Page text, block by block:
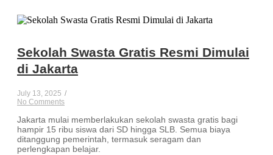
Sekolah Swasta Gratis Resmi Dimulai
di Jakarta
July 13, 2025 /
No Comments
Jakarta mulai memberlakukan sekolah swasta gratis bagi
hampir 15 ribu siswa dari SD hingga SLB. Semua biaya
ditanggung pemerintah, termasuk seragam dan
perlengkapan belajar.